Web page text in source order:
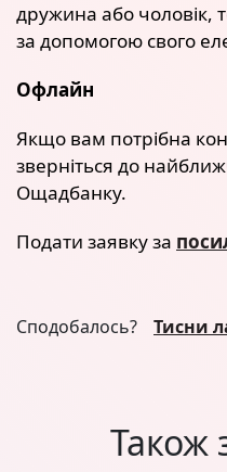
дружина або чоловік,
за допомогою свого
Офлайн
Якщо вам потрібна
зверніться до
Ощадбанку.
Подати заявку за
Сподобалось? Тисни
Також